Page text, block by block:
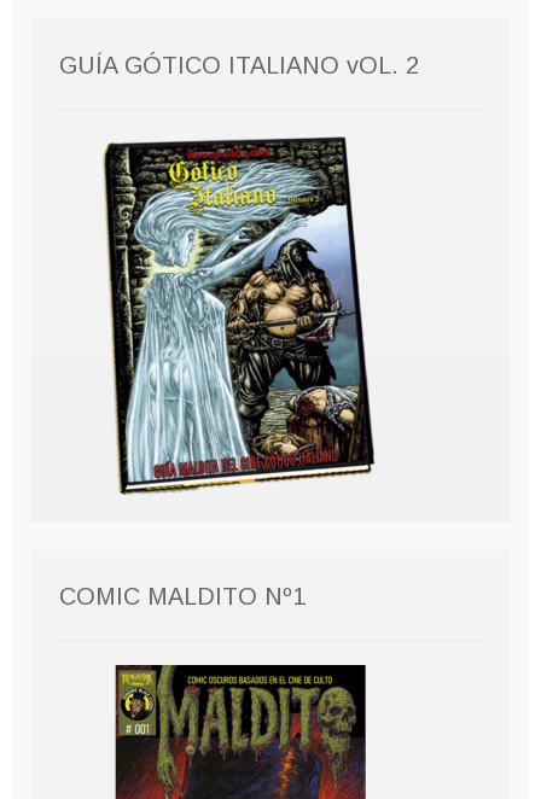
GUÍA GÓTICO ITALIANO vOL. 2
COMIC MALDITO Nº1